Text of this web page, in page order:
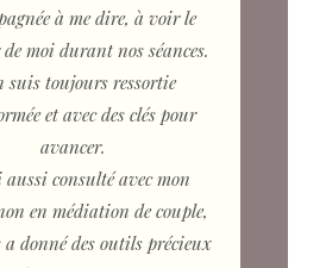
à me dire, à voir le
moi durant nos séances.
suis toujours ressortie
et avec des clés pour
avancer.
consulté avec mon
en médiation de couple,
a donné des outils précieux